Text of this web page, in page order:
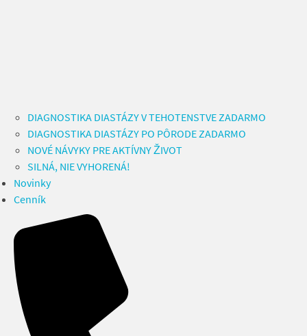
DIAGNOSTIKA DIASTÁZY V TEHOTENSTVE ZADARMO
DIAGNOSTIKA DIASTÁZY PO PÔRODE ZADARMO
NOVÉ NÁVYKY PRE AKTÍVNY ŽIVOT
SILNÁ, NIE VYHORENÁ!
Novinky
Cenník